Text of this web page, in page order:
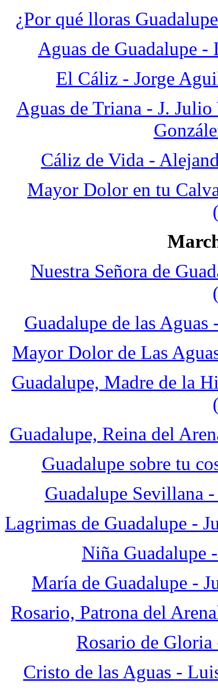
¿Por qué lloras
Aguas de Guadalupe -
El Cáliz - Jorge
Aguas de Triana - J.
Cáliz de Vida -
Mayor Dolor en tu
Nuestra Señora de
Guadalupe de las
Mayor Dolor de Las
Guadalupe, Madre de la
Guadalupe, Reina del
Guadalupe sobre tu
Guadalupe Sevillana
Lagrimas de Guadalupe -
Niña Guadalupe
María de Guadalupe -
Rosario, Patrona del
Rosario de Gloria
Cristo de las Aguas -